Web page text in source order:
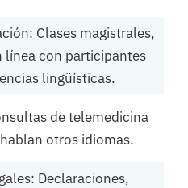
Clases magistrales,
línea con participantes
lingüísticas.
de telemedicina
otros idiomas.
Declaraciones,